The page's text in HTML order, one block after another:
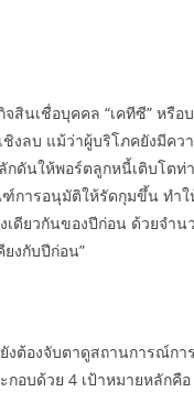
เชื่อบุคคล “เคทีซี” หรื
ลบ แม้ว่าผู้บริโภคยังมีค
กดันให้พอร์ตลูกหนี้เติบโ
ารอนุมัติให้รัดกุมขึ้น ท
ดียวกันของปีก่อน ด้วยจ
งกับปีก่อน”
ต้องจับตาดูสถานการณ์ก
อบด้วย 4 เป้าหมายหลักคือ